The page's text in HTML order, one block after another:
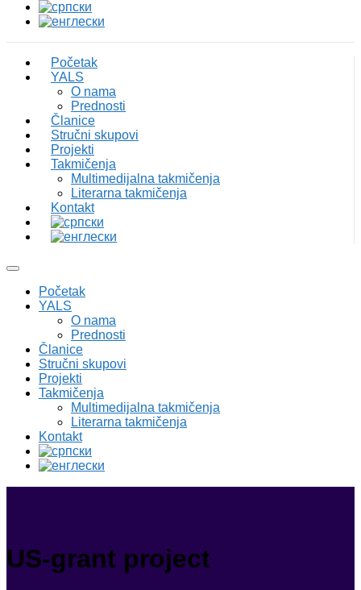
Početak
YALS
O nama
Prednosti
Članice
Stručni skupovi
Projekti
Takmičenja
Multimedijalna takmičenja
Literarna takmičenja
Kontakt
Početak
YALS
O nama
Prednosti
Članice
Stručni skupovi
Projekti
Takmičenja
Multimedijalna takmičenja
Literarna takmičenja
Kontakt
US-grant project